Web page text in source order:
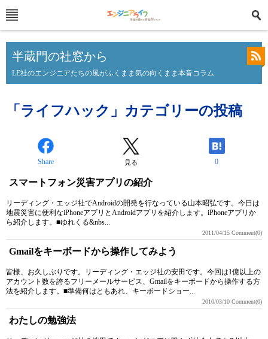
半蔵門の社窓から
LE社のエンジニアたちの風がふくまま気の向くまま本音コラム
「ライフハック」カテゴリーの投稿
Share 見る 0
スマートフォン災害アプリの紹介
リーディング・エッジ社でAndroidの開発を行なっている山本昭弘です。今日は
地震災害に便利なiPhoneアプリとAndroidアプリを紹介します。iPhoneアプリか
ら紹介します。■ゆれくる&nbs...
2011/04/15 Comment(0)
Gmailをキーボードから操作してみよう
皆様、お久しぶりです。リーディング・エッジ社の安田です。今回は1億以上の
アカウント数を誇るフリーメールサービス、Gmailをキーボードから操作する方
法を紹介します。■準備何はともあれ、キーボードショー...
2010/03/10 Comment(0)
わたしの勉強法